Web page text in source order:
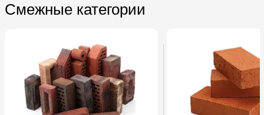
Смежные категории